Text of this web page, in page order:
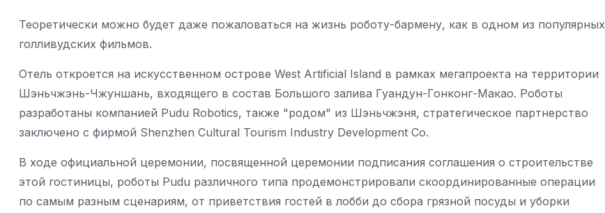
Теоретически можно будет даже пожаловаться на жизнь роботу-бармену, как в одном из популярных
голливудских фильмов.
Отель откроется на искусственном острове West Artificial Island в рамках мегапроекта на территории
Шэньчжэнь-Чжуншань, входящего в состав Большого залива Гуандун-Гонконг-Макао. Роботы
разработаны компанией Pudu Robotics, также "родом" из Шэньчжэня, стратегическое партнерство
заключено с фирмой Shenzhen Cultural Tourism Industry Development Co.
В ходе официальной церемонии, посвященной церемонии подписания соглашения о строительстве
этой гостиницы, роботы Pudu различного типа продемонстрировали скоординированные операции
по самым разным сценариям, от приветствия гостей в лобби до сбора грязной посуды и уборки